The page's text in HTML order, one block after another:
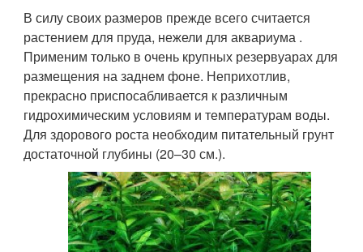
В силу своих размеров прежде всего считается
растением для пруда, нежели для аквариума .
Применим только в очень крупных резервуарах для
размещения на заднем фоне. Неприхотлив,
прекрасно приспосабливается к различным
гидрохимическим условиям и температурам воды.
Для здорового роста необходим питательный грунт
достаточной глубины (20–30 см.).